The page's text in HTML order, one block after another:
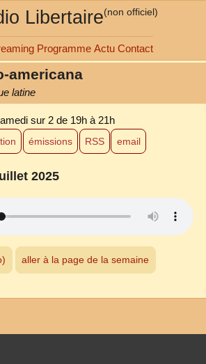
Libertaire(non officiel)
Programme Actu Contact
americana
latine
sur 2 de 19h à 21h
émissions RSS email
2025
aller à la page de la semaine